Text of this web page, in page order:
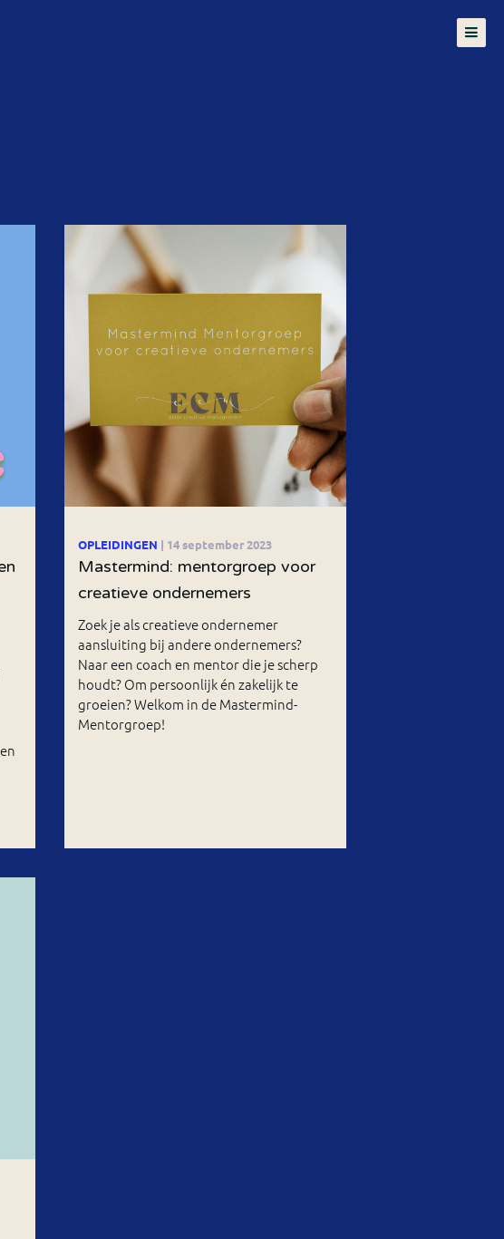
OPLEIDINGEN | 14 september 2023
Mastermind: mentorgroep voor
creatieve ondernemers
Zoek je als creatieve ondernemer
aansluiting bij andere ondernemers?
Naar een coach en mentor die je scherp
houdt? Om persoonlijk én zakelijk te
groeien? Welkom in de Mastermind-
Mentorgroep!